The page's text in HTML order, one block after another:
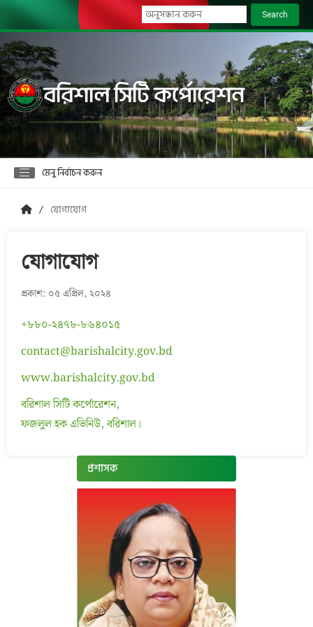
Search
বরিশাল সিটি কর্পোরেশন
মেনু নির্বাচন করুন
যোগাযোগ
যোগাযোগ
প্রকাশ: ০৫ এপ্রিল, ২০২৪
+৮৮০-২৪৭৮-৮৬৪০১৫
contact@barishalcity.gov.bd
www.barishalcity.gov.bd
বরিশাল সিটি কর্পোরেশন,
ফজলুল হক এভিনিউ, বরিশাল।
প্রশাসক